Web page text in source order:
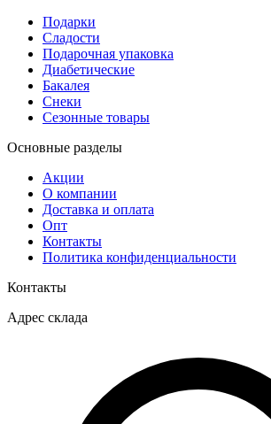
Подарки
Сладости
Подарочная упаковка
Диабетические
Бакалея
Снеки
Сезонные товары
Основные разделы
Акции
О компании
Доставка и оплата
Опт
Контакты
Политика конфиденциальности
Контакты
Адрес склада